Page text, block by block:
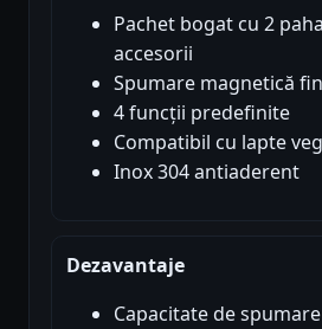
Pachet bogat cu 2
accesorii
Spumare magnetică
4 funcții predefinite
Compatibil cu lapte
Inox 304 antiaderent
Dezavantaje
Capacitate de